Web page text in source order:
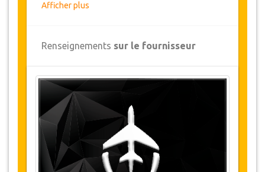
JazicoWorld offre pour les grands voyageurs,
15% de réduction sur les transferts
toute la Turquie et ce pendant une période de
12 mois, pour obtenir votre remise sur le
transfert, cliquez ci-dessus sur le bouton
Détails de la remise
Changements et Politique d'annulation
Les modifications de réservations peuvent
être possibles si l’avis est donné à temps.
Afficher plus
Renseignements sur le fournisseur